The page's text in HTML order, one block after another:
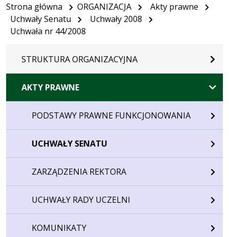
Strona główna ORGANIZACJA
Akty prawne
Uchwały Senatu
Uchwały 2008
Uchwała nr 44/2008
STRUKTURA ORGANIZACYJNA
AKTY PRAWNE
PODSTAWY PRAWNE FUNKCJONOWANIA
UCHWAŁY SENATU
ZARZĄDZENIA REKTORA
UCHWAŁY RADY UCZELNI
KOMUNIKATY